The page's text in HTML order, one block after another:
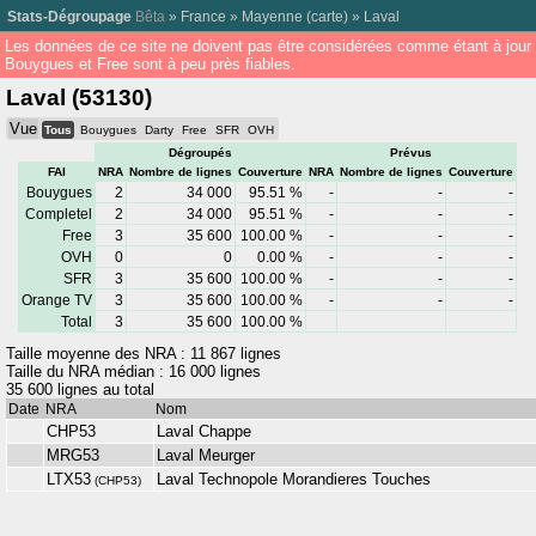
Stats-Dégroupage Bêta » France » Mayenne (carte) » Laval
Les données de ce site ne doivent pas être considérées comme étant à
Bouygues et Free sont à peu près fiables.
Laval (53130)
Vue Tous Bouygues Darty Free SFR
OVH
Dégroupés
Prévus
FAI
NRA Nombre de lignes Couverture NRA Nombre de lignes Couverture
Bouygues 2 34 000 95.51 % - -
-
Completel
2 34 000 95.51 % - -
-
Free
3 35 600 100.00 % - -
-
OVH
0 0 0.00 % - -
-
SFR
3 35 600 100.00 % - -
-
Orange TV
3 35 600 100.00 % - -
-
Total
3 35 600 100.00 %
Taille moyenne des NRA : 11 867 lignes
Taille du NRA médian : 16 000 lignes
35 600 lignes au total
Date NRA Nom
CHP53
Laval Chappe
MRG53
Laval Meurger
LTX53 (CHP53) Laval Technopole Morandieres Touches